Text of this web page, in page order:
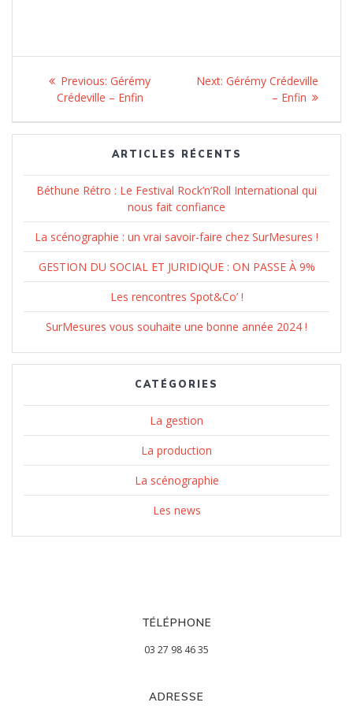
Navigation
l’article
Previous: Previous
post:
Gérémy
Crédeville – Enfin
Next: Next
Gérémy Crédeville
– Enfin
ARTICLES RÉCENTS
Béthune Rétro : Le Festival Rock’n’Roll International qui
nous fait confiance
La scénographie : un vrai savoir-faire chez SurMesures !
GESTION DU SOCIAL ET JURIDIQUE : ON PASSE À 9%
Les rencontres Spot&Co’ !
SurMesures vous souhaite une bonne année 2024 !
CATÉGORIES
La gestion
La production
La scénographie
Les news
TÉLÉPHONE
03 27 98 46 35
ADRESSE